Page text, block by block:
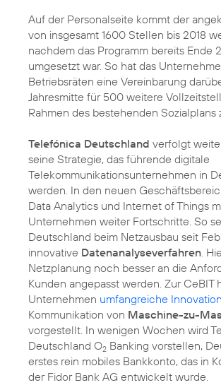
Auf der Personalseite kommt der
von insgesamt 1600 Stellen bis 2018
nachdem das Programm bereits Ende
umgesetzt war. So hat das
Betriebsräten eine Vereinbarung
Jahresmitte für 500 weitere
Rahmen des bestehenden Sozialplans
Telefónica Deutschland verfolgt
seine Strategie, das führende digitale
Telekommunikationsunternehmen in
werden. In den neuen
Data Analytics und Internet of Things
Unternehmen weiter Fortschritte. So
Deutschland beim Netzausbau seit
innovative Datenanalyseverfahren.
Netzplanung noch besser an die
Kunden angepasst werden. Zur CeBIT
Unternehmen umfangreiche
Kommunikation von Maschine-zu-
vorgestellt. In wenigen Wochen wird
Deutschland O2 Banking vorstellen,
erstes rein mobiles Bankkonto, das in
der Fidor Bank AG entwickelt wurde.